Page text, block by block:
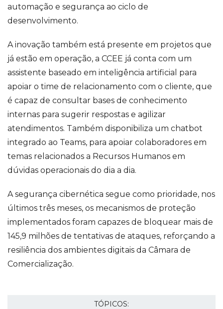
automação e segurança ao ciclo de
desenvolvimento.
A inovação também está presente em projetos que
já estão em operação, a CCEE já conta com um
assistente baseado em inteligência artificial para
apoiar o time de relacionamento com o cliente, que
é capaz de consultar bases de conhecimento
internas para sugerir respostas e agilizar
atendimentos. Também disponibiliza um chatbot
integrado ao Teams, para apoiar colaboradores em
temas relacionados a Recursos Humanos em
dúvidas operacionais do dia a dia.
A segurança cibernética segue como prioridade, nos
últimos três meses, os mecanismos de proteção
implementados foram capazes de bloquear mais de
145,9 milhões de tentativas de ataques, reforçando a
resiliência dos ambientes digitais da Câmara de
Comercialização.
TÓPICOS: